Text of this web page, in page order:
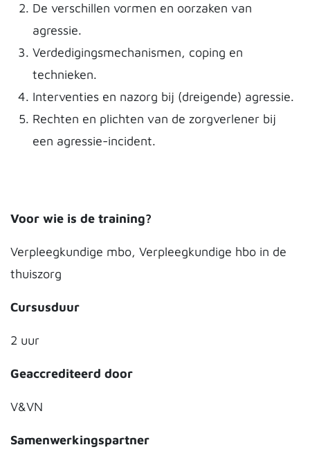
De verschillen vormen en oorzaken van
agressie.
Verdedigingsmechanismen, coping en
technieken.
Interventies en nazorg bij (dreigende) agressie.
Rechten en plichten van de zorgverlener bij
een agressie-incident.
Voor wie is de training?
Verpleegkundige mbo, Verpleegkundige hbo in de
thuiszorg
Cursusduur
2 uur
Geaccrediteerd door
V&VN
Samenwerkingspartner